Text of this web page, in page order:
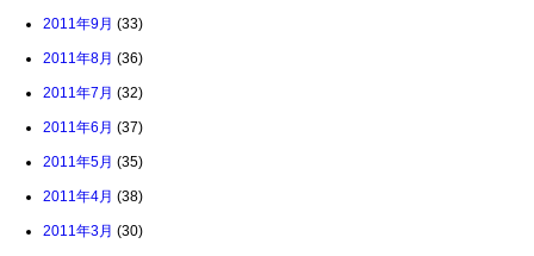
2011年9月 (33)
2011年8月 (36)
2011年7月 (32)
2011年6月 (37)
2011年5月 (35)
2011年4月 (38)
2011年3月 (30)